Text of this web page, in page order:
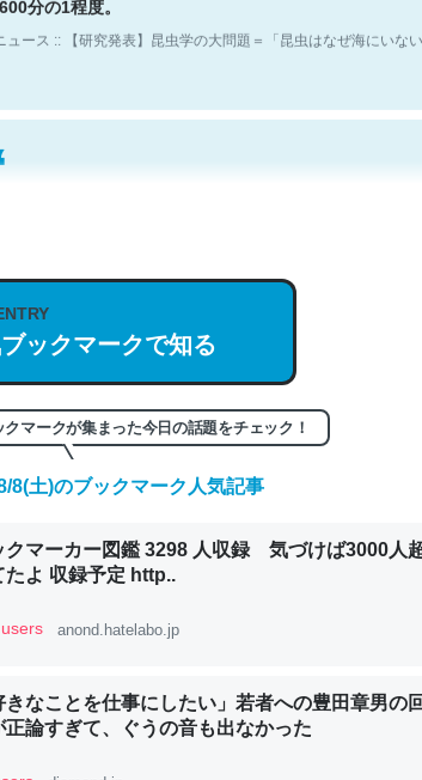
ュース :: 【研究発表】昆虫学の大問題＝「昆虫はなぜ海にいな
では「淡水はカルシウムも酸素も不足してて両方に不
を元に考えるとカルシウムを大量に使う脊椎動物と
と殻を無くしてナメクジになったり努力してるし。
ュース :: 【研究発表】昆虫学の大問題＝「昆虫はなぜ海にいな
もEchoを実家に置いて４年。でたまに覗いてる。ぼ
て生きてるなって分かる。
まにLINEするくらいだった遠方の父67歳と僕。ITツール導入で
tayorini by LIFULL介護
ックマークで知る
クマークが集まった今日の話題をチェック！
8(土)のブックマーク人気記事
クマーカー図鑑 3298 人収録 気づけば3000人
たよ 収録予定 http..
anond.hatelabo.jp
きなことを仕事にしたい」若者への豊田章男の回
正論すぎて、ぐうの音も出なかった